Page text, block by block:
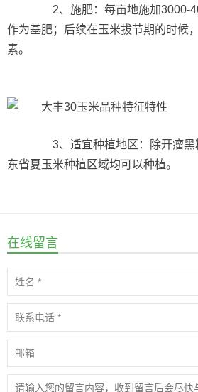
2、施肥：每亩地施加3000-
作为基肥；后续在玉米拔节期的时候
素。
3、适宜种植地区：除开瘤黑
东省夏玉米种植区域均可以种植。
在线留言